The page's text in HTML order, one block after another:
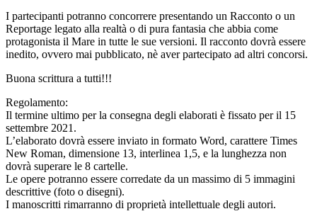
I partecipanti potranno concorrere presentando un Racconto o un
Reportage legato alla realtà o di pura fantasia che abbia come
protagonista il Mare in tutte le sue versioni. Il racconto dovrà essere
inedito, ovvero mai pubblicato, nè aver partecipato ad altri concorsi.
Buona scrittura a tutti!!!
Regolamento:
Il termine ultimo per la consegna degli elaborati è fissato per il 15
settembre 2021.
L’elaborato dovrà essere inviato in formato Word, carattere Times
New Roman, dimensione 13, interlinea 1,5, e la lunghezza non
dovrà superare le 8 cartelle.
Le opere potranno essere corredate da un massimo di 5 immagini
descrittive (foto o disegni).
I manoscritti rimarranno di proprietà intellettuale degli autori.